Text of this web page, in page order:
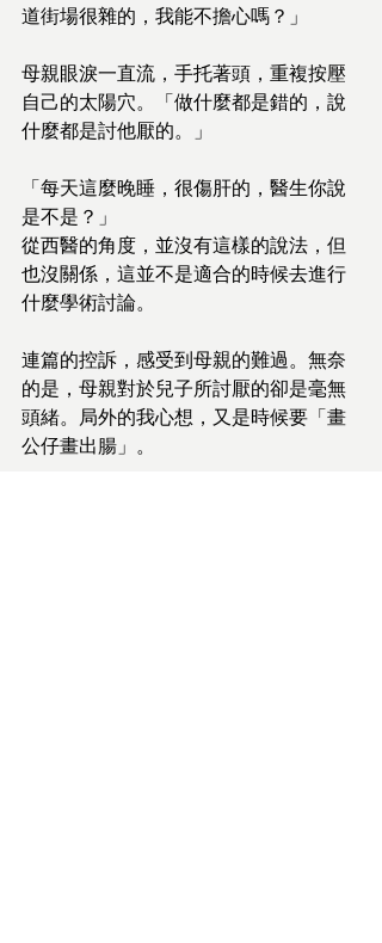
道街場很雜的，我能不擔心嗎？」
母親眼淚一直流，手托著頭，重複按壓
自己的太陽穴。「做什麼都是錯的，說
什麼都是討他厭的。」
「每天這麼晚睡，很傷肝的，醫生你說
是不是？」
從西醫的角度，並沒有這樣的說法，但
也沒關係，這並不是適合的時候去進行
什麼學術討論。
連篇的控訴，感受到母親的難過。無奈
的是，母親對於兒子所討厭的卻是毫無
頭緒。局外的我心想，又是時候要「畫
公仔畫出腸」。